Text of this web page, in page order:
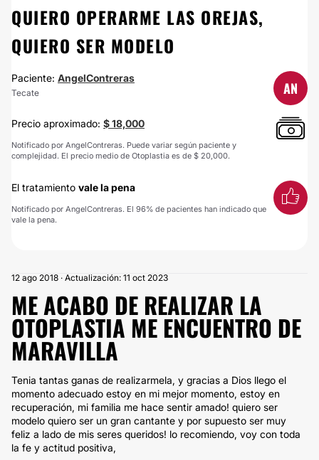
QUIERO OPERARME LAS OREJAS,
QUIERO SER MODELO
Paciente: AngelContreras
Tecate AN
Precio aproximado: $ 18,000
Notificado por AngelContreras. Puede variar según paciente y
complejidad. El precio medio de Otoplastia es de $ 20,000.
El tratamiento vale la pena
Notificado por AngelContreras. El 96% de pacientes han indicado que
vale la pena.
12 ago 2018 · Actualización: 11 oct 2023
ME ACABO DE REALIZAR LA
OTOPLASTIA ME ENCUENTRO DE
MARAVILLA
Tenia tantas ganas de realizarmela, y gracias a Dios llego el
momento adecuado estoy en mi mejor momento, estoy en
recuperación, mi familia me hace sentir amado! quiero ser
modelo quiero ser un gran cantante y por supuesto ser muy
feliz a lado de mis seres queridos! lo recomiendo, voy con toda
la fe y actitud positiva,